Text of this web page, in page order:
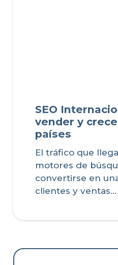
SEO
vender y
países
El tráfico que
motores de
convertirse en
clientes y ventas…